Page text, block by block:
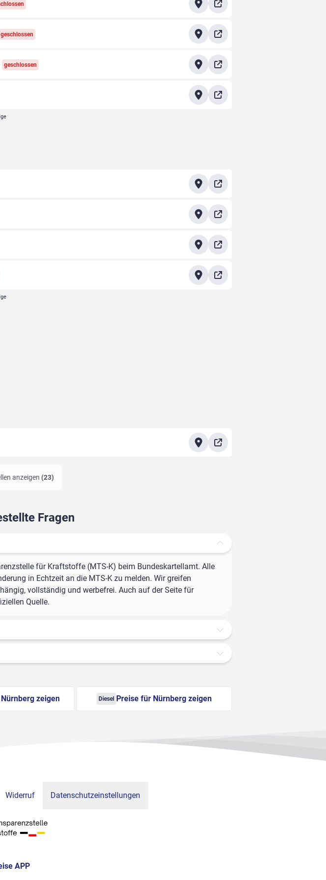
geschlossen
geschlossen
anzeigen (23)
Fragen
für Kraftstoffe (MTS-K) beim Bundeskartellamt. Alle
in Echtzeit an die MTS-K zu melden. Wir greifen
vollständig und werbefrei. Auch auf der Seite für
Quelle.
zeigen Diesel Preise für Nürnberg zeigen
Widerruf Datenschutzeinstellungen
APP